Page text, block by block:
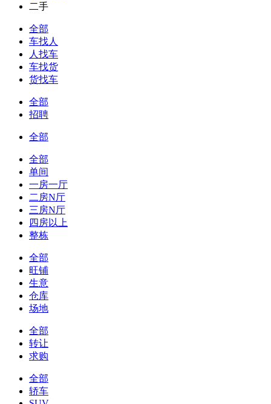
二手
全部
车找人
人找车
车找货
货找车
全部
招聘
全部
全部
单间
一房一厅
二房N厅
三房N厅
四房以上
整栋
全部
旺铺
生意
仓库
场地
全部
转让
求购
全部
轿车